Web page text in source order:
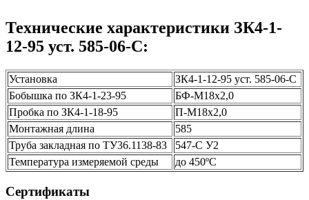
Технические характеристики ЗК4-1-
12-95 уст. 585-06-С:
Установка
ЗК4-1-12-95 уст. 585-06-С
Бобышка по ЗК4-1-23-95
БФ-М18х2,0
Пробка по ЗК4-1-18-95
П-М18х2,0
Монтажная длина
585
Труба закладная по ТУ36.1138-83
547-С У2
Температура измеряемой среды
до 450ºС
Сертификаты